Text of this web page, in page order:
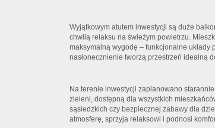
Wyjątkowym atutem inwestycji są duże
chwilą relaksu na świeżym powietrzu.
maksymalną wygodę – funkcjonalne układy
nasłonecznienie tworzą przestrzeń idealną
Na terenie inwestycji zaplanowano
zieleni, dostępną dla wszystkich
sąsiedzkich czy bezpiecznej zabawy dla
atmosferę, sprzyja relaksowi i podnosi